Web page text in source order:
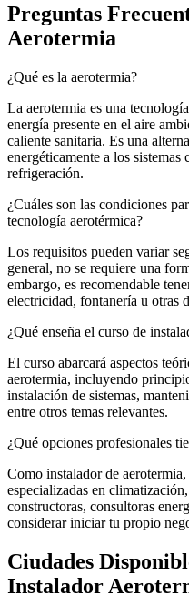
Preguntas
Aerotermia
¿Qué es la aerotermia?
La aerotermia es una
energía presente en el aire
caliente sanitaria. Es una
energéticamente a los
refrigeración.
¿Cuáles son las condiciones
tecnología aerotérmica?
Los requisitos pueden variar
general, no se requiere una
embargo, es recomendable
electricidad, fontanería u otras
¿Qué enseña el curso de
El curso abarcará aspectos
aerotermia, incluyendo
instalación de sistemas,
entre otros temas relevantes.
¿Qué opciones profesionales
Como instalador de
especializadas en
constructoras, consultoras
considerar iniciar tu propio
Ciudades
Instalador